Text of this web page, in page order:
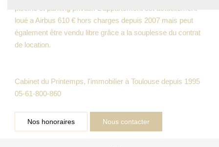
piscine et parking privatif. L'appartement est actuellement
loué a Airbus 610 € hors charges depuis 2007 mais peut
également être vendu libre grâce a la souplesse du contrat
de location.
Cabinet du Printemps, l'immobilier à Toulouse depuis 1995
05-61-800-860
Nos honoraires Nous contacter